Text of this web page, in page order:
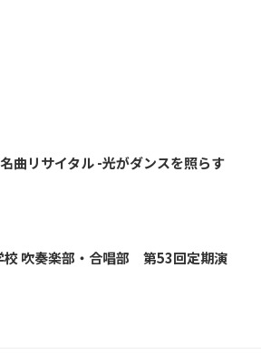
曲リサイタル -光がダンスを照らす
校 吹奏楽部・合唱部 第53回定期演